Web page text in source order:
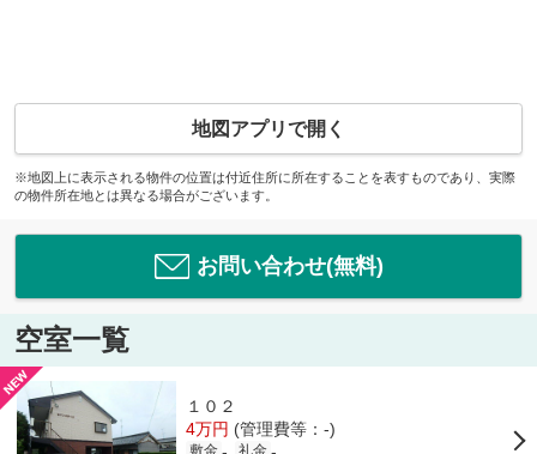
地図アプリで開く
※地図上に表示される物件の位置は付近住所に所在することを表すものであり、実際
の物件所在地とは異なる場合がございます。
お問い合わせ(無料)
空室一覧
１０２
4万円 (管理費等：-)